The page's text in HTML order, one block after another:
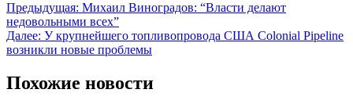
Предыдущая: Михаил Виноградов: “Власти делают
недовольными всех”
Далее: У крупнейшего топливопровода США Colonial Pipeline
возникли новые проблемы
Похожие новости